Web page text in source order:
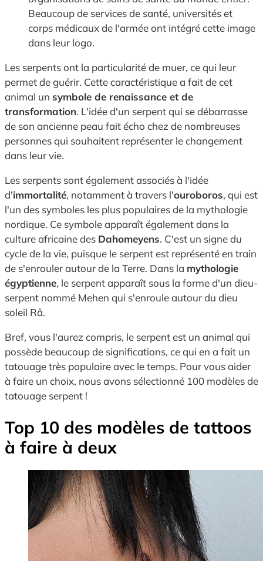
Beaucoup de services de santé, universités et
corps médicaux de l'armée ont intégré cette image
dans leur logo.
Les serpents ont la particularité de muer, ce qui leur
permet de guérir. Cette caractéristique a fait de cet
animal un symbole de renaissance et de
transformation. L'idée d'un serpent qui se débarrasse
de son ancienne peau fait écho chez de nombreuses
personnes qui souhaitent représenter le changement
dans leur vie.
Les serpents sont également associés à l'idée
d'immortalité, notamment à travers l'ouroboros, qui est
l'un des symboles les plus populaires de la mythologie
nordique. Ce symbole apparaît également dans la
culture africaine des Dahomeyens. C'est un signe du
cycle de la vie, puisque le serpent est représenté en train
de s'enrouler autour de la Terre. Dans la mythologie
égyptienne, le serpent apparaît sous la forme d'un dieu-
serpent nommé Mehen qui s'enroule autour du dieu
soleil Râ.
Bref, vous l'aurez compris, le serpent est un animal qui
possède beaucoup de significations, ce qui en a fait un
tatouage très populaire avec le temps. Pour vous aider
à faire un choix, nous avons sélectionné 100 modèles de
tatouage serpent !
Top 10 des modèles de tattoos
à faire à deux